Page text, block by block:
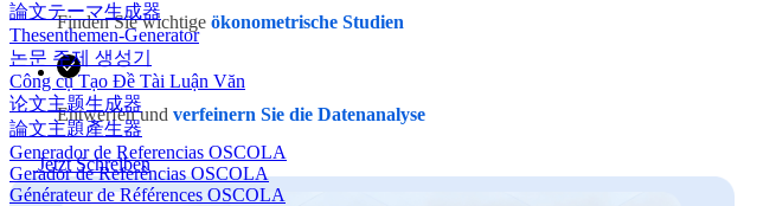
論文テーマ生成器
Thesenthemen-Generator
논문 주제 생성기
Công cụ Tạo Đề Tài Luận Văn
论文主题生成器
論文主題產生器
Generador de Referencias OSCOLA
Gerador de Referências OSCOLA
Générateur de Références OSCOLA
Finden Sie wichtige ökonometrische Studien
Entwerfen und verfeinern Sie die Datenanalyse
Jetzt Schreiben